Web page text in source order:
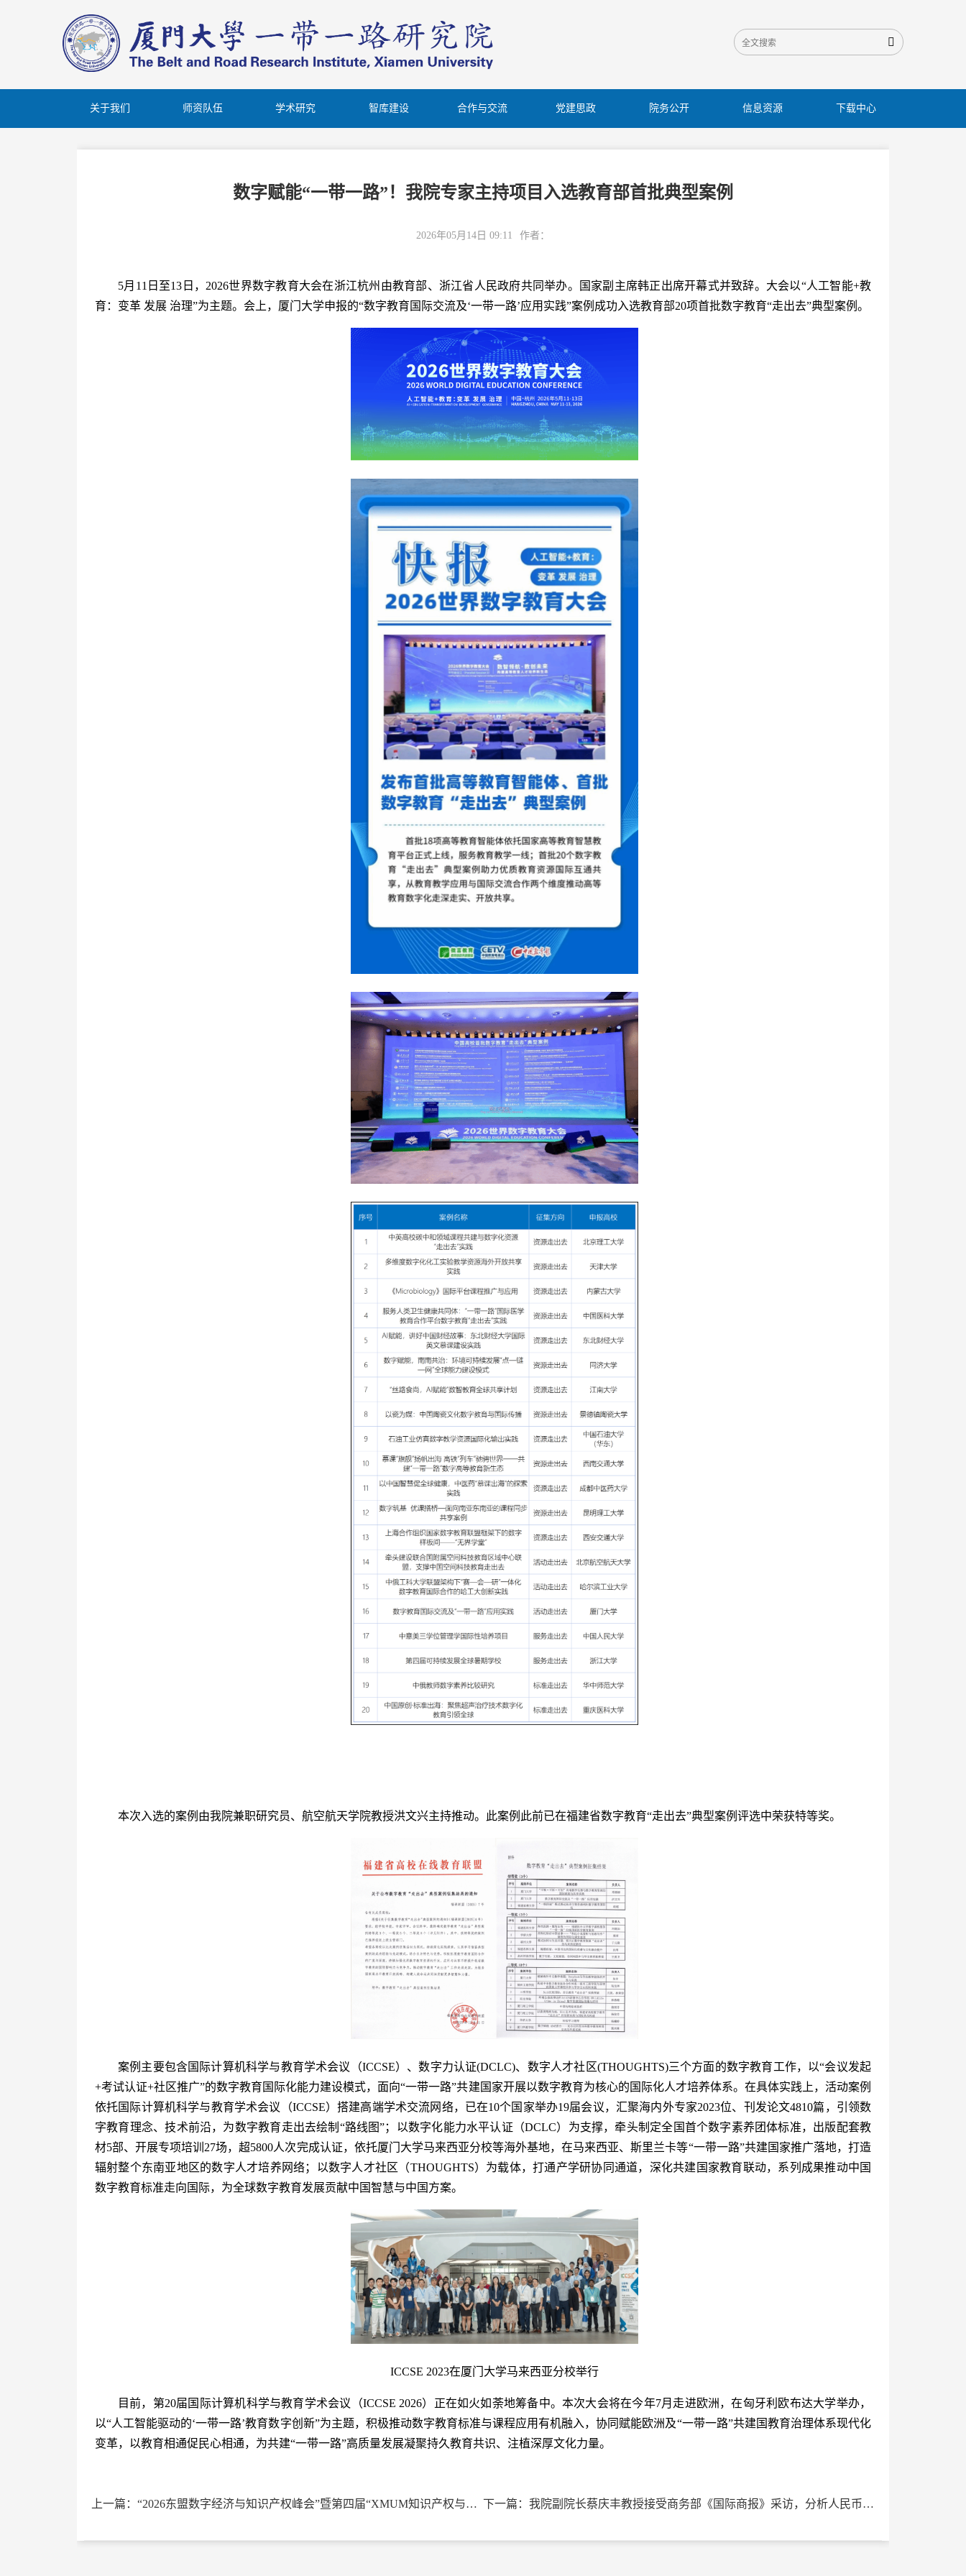

关于我们 师资队伍 学术研究 智库建设 合作与交流 党建思政 院务公开 信息资源 下载中心
数字赋能“一带一路”！我院专家主持项目入选教育部首批典型案例
2026年05月14日 09:11 作者：
5月11日至13日，2026世界数字教育大会在浙江杭州由教育部、浙江省人民政府共同举办。国家副主席韩正出席开幕式并致辞。大会以“人工智能+教
育：变革 发展 治理”为主题。会上，厦门大学申报的“数字教育国际交流及‘一带一路’应用实践”案例成功入选教育部20项首批数字教育“走出去”典型案例。
本次入选的案例由我院兼职研究员、航空航天学院教授洪文兴主持推动。此案例此前已在福建省数字教育“走出去”典型案例评选中荣获特等奖。
案例主要包含国际计算机科学与教育学术会议（ICCSE）、数字力认证(DCLC)、数字人才社区(THOUGHTS)三个方面的数字教育工作，以“会议发起
+考试认证+社区推广”的数字教育国际化能力建设模式，面向“一带一路”共建国家开展以数字教育为核心的国际化人才培养体系。在具体实践上，活动案例
依托国际计算机科学与教育学术会议（ICCSE）搭建高端学术交流网络，已在10个国家举办19届会议，汇聚海内外专家2023位、刊发论文4810篇，引领数
字教育理念、技术前沿，为数字教育走出去绘制“路线图”；以数字化能力水平认证（DCLC）为支撑，牵头制定全国首个数字素养团体标准，出版配套教
材5部、开展专项培训27场，超5800人次完成认证，依托厦门大学马来西亚分校等海外基地，在马来西亚、斯里兰卡等“一带一路”共建国家推广落地，打造
辐射整个东南亚地区的数字人才培养网络；以数字人才社区（THOUGHTS）为载体，打通产学研协同通道，深化共建国家教育联动，系列成果推动中国
数字教育标准走向国际，为全球数字教育发展贡献中国智慧与中国方案。
ICCSE 2023在厦门大学马来西亚分校举行
目前，第20届国际计算机科学与教育学术会议（ICCSE 2026）正在如火如荼地筹备中。本次大会将在今年7月走进欧洲，在匈牙利欧布达大学举办，
以“人工智能驱动的‘一带一路’教育数字创新”为主题，积极推动数字教育标准与课程应用有机融入，协同赋能欧洲及“一带一路”共建国教育治理体系现代化
变革，以教育相通促民心相通，为共建“一带一路”高质量发展凝聚持久教育共识、注植深厚文化力量。
上一篇：“2026东盟数字经济与知识产权峰会”暨第四届“XMUM知识产权与创新”国际会议在马来西亚成功举办 下一篇：我院副院长蔡庆丰教授接受商务部《国际商报》采访，分析人民币在全球资产配置的前景走向